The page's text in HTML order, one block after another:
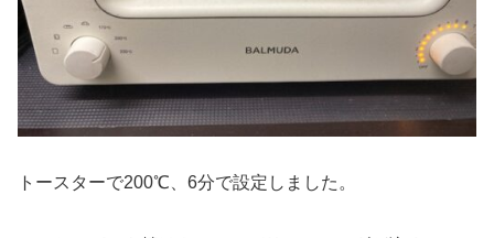
トースターで200℃、6分で設定しました。